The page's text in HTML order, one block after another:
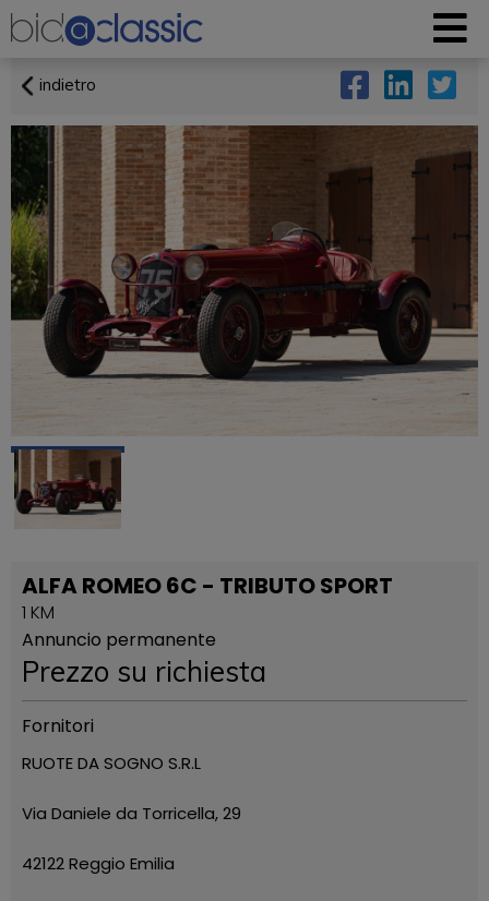
indietro
ALFA ROMEO 6C - TRIBUTO SPORT
1 KM
Annuncio permanente
Prezzo su richiesta
Fornitori
RUOTE DA SOGNO S.R.L
Via Daniele da Torricella, 29
42122 Reggio Emilia